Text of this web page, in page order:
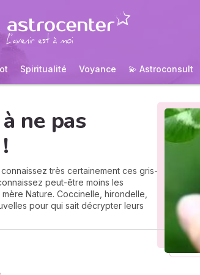
Spiritualité Voyance 💫 Astroconsult
ne pas
très certainement ces gris-
peut-être moins les
Nature. Coccinelle, hirondelle,
pour qui sait décrypter leurs